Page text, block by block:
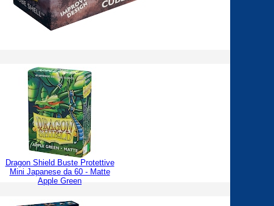
Dragon Shield Buste Protettive
Mini Japanese da 60 - Matte
Apple Green